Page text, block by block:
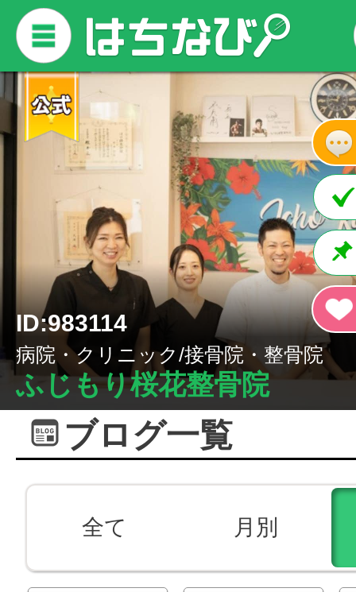
ID:983114
病院・クリニック/接骨院・整骨院
ふじもり桜花整骨院
ブログ一覧
全て 月別